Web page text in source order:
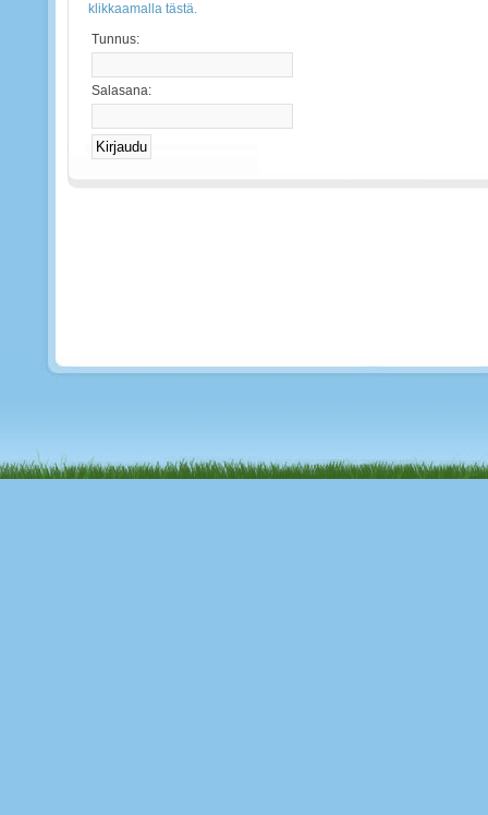
klikkaamalla tästä.
Tunnus:
Salasana: